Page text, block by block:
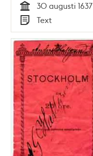
Tid
30 augusti 1637
Typ
Text